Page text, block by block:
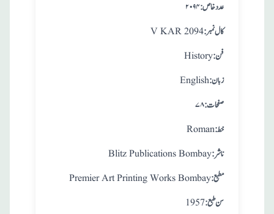
۲۰۹۴:عدد خاص
V KAR 2094:کال نمبر
History :فن
English:زبان
۷۸:صفحات
Roman:خط
Blitz Publications Bombay :ناشر
Premier Art Printing Works Bombay:مطبع
1957: سن طبع